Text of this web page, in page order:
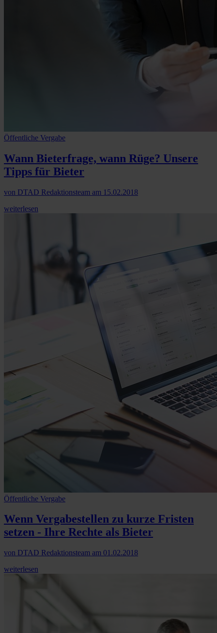
Öffentliche Vergabe
Wann Bieterfrage, wann Rüge? Unsere
Tipps für Bieter
von DTAD Redaktionsteam am 15.02.2018
weiterlesen
Öffentliche Vergabe
Wenn Vergabestellen zu kurze Fristen
setzen - Ihre Rechte als Bieter
von DTAD Redaktionsteam am 01.02.2018
weiterlesen